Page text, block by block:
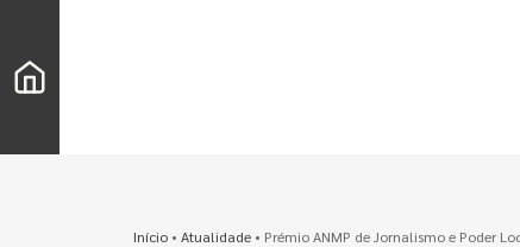
Início• Atualidade• Prémio ANMP de Jornalismo e Poder